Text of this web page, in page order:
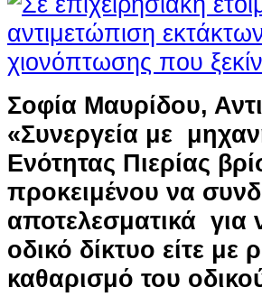
Σοφία Μαυρίδου,
«Συνεργεία με
Ενότητας Πιερίας
προκειμένου να
αποτελεσματικά για
οδικό δίκτυο είτε με
καθαρισμό του